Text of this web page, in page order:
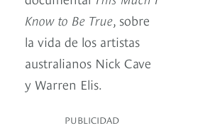
Know to Be True , sobre
la vida de los artistas
australianos Nick Cave
y Warren Elis.
PUBLICIDAD